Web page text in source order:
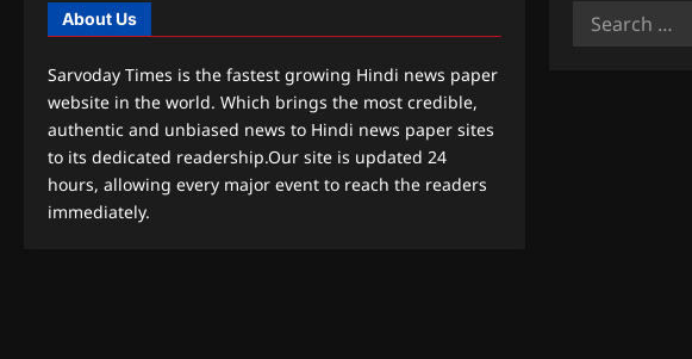
About Us
Sarvoday Times is the fastest growing Hindi news paper
website in the world. Which brings the most credible,
authentic and unbiased news to Hindi news paper sites
to its dedicated readership.Our site is updated 24
hours, allowing every major event to reach the readers
immediately.
Search